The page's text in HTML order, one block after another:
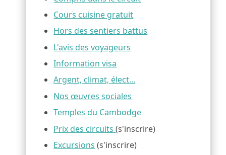
Cours cuisine gratuit
Hors des sentiers battus
L'avis des voyageurs
Information visa
Argent, climat, élect...
Nos œuvres sociales
Temples du Cambodge
Prix des circuits(s'inscrire)
Excursions (s'inscrire)